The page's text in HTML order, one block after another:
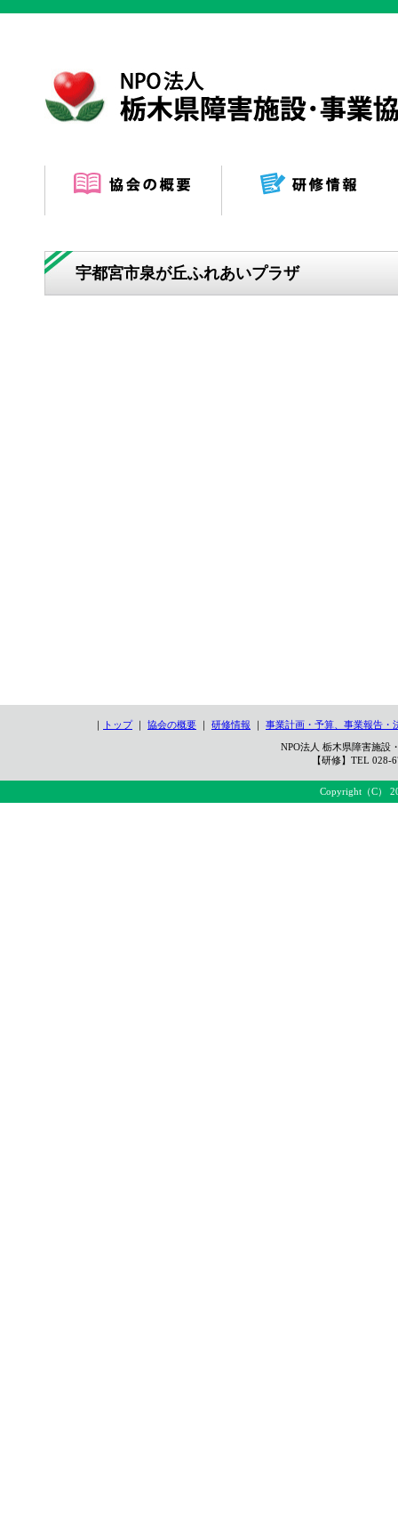
宇都宮市泉が丘ふれあいプラザ
｜ トップ｜ 協会の概要 ｜ 研修情報 ｜ 事業計画・予算、事業報告・
NPO法人 栃木県障害施
【研修】TEL
Copyright（C）